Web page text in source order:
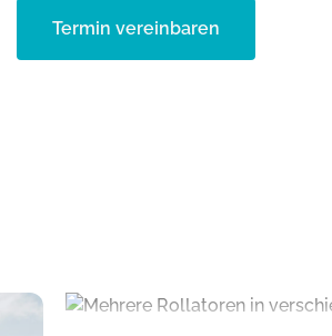
Termin vereinbaren